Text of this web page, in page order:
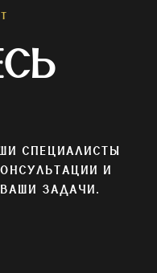
СПЕЦИАЛИСТЫ
И
ЗАДАЧИ.